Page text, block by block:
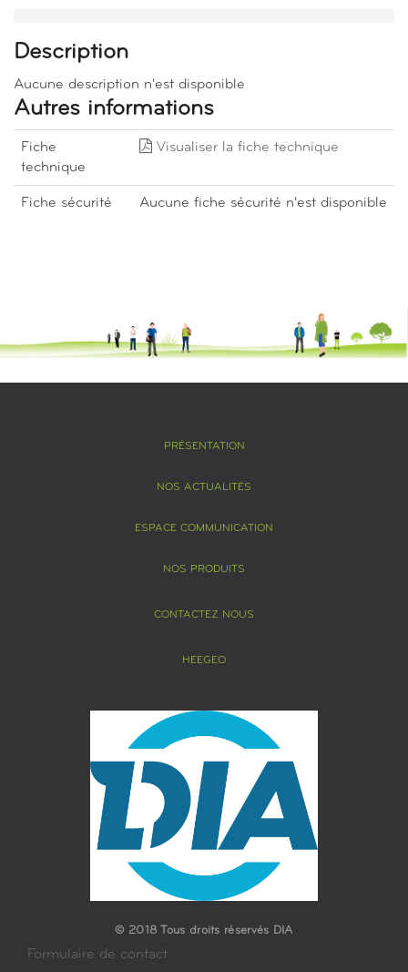
Description
Aucune description n'est disponible
Autres informations
Fiche
technique
Visualiser la fiche technique
Fiche sécurité Aucune fiche sécurité n'est disponible
PRÉSENTATION
NOS ACTUALITÉS
ESPACE COMMUNICATION
NOS PRODUITS
CONTACTEZ NOUS
HEEGEO
© 2018 Tous droits réservés DIA
Formulaire de contact